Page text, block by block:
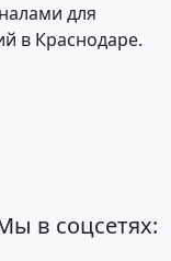
для
в Краснодаре.
в соцсетях: